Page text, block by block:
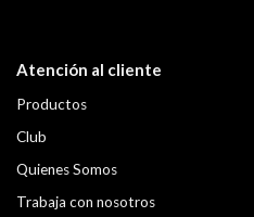
Atención al cliente
Productos
Club
Quienes Somos
Trabaja con nosotros